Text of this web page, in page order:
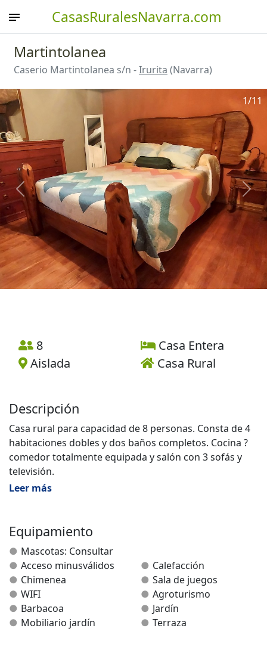
CasasRuralesNavarra.com
Martintolanea
Caserio Martintolanea s/n -Irurita (Navarra)
Anterior
1/11
8
Casa Entera
Aislada
Casa Rural
Descripción
Casa rural para capacidad de 8 personas. Consta de 4
habitaciones dobles y dos baños completos. Cocina ?
comedor totalmente equipada y salón con 3 sofás y
televisión.
En el sótano de la casa se encuentra una sala de
barra. En el exterior de la casa pero adyacente se
encuentra el txoko, equipado con parrilla y mesa,
vajilla completa y lavavajillas.
En el exterior de la casa se encuentra también una
mesa.
Leer más
Equipamiento
Mascotas: Consultar
Acceso minusválidos
Calefacción
Chimenea
Sala de juegos
WIFI
Agroturismo
Barbacoa
Jardín
Mobiliario jardín
Terraza